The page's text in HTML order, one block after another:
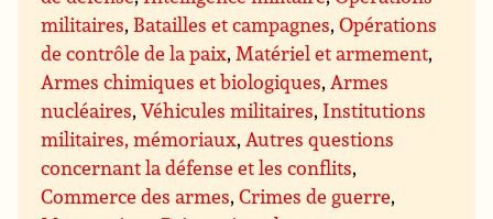
militaires, Batailles et campagnes,Opérations
de contrôle de la paix,Matériel et armement,
Armes chimiques et biologiques,Armes
nucléaires,Véhicules militaires, Institutions
militaires, mémoriaux,Autres questions
concernant la défense et les conflits,
Commerce des armes,Crimes de guerre,